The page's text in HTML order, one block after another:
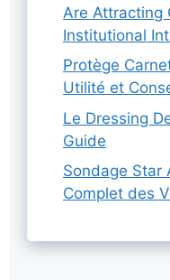
Are Attracting
Institutional
Protège
Utilité et
Le Dressing
Guide
Sondage Star
Complet des